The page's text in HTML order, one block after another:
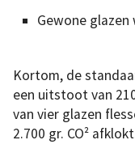
Gewone glazen
Kortom, de
een uitstoot van
van vier glazen
2.700 gr. CO²